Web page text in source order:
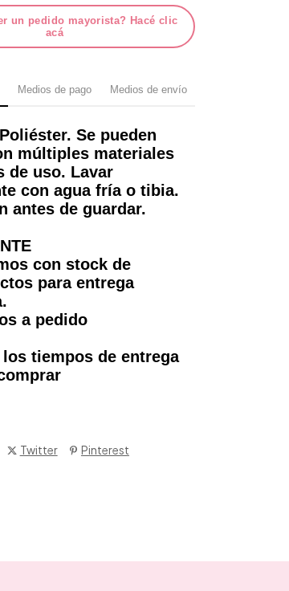
un pedido mayorista? Hacé clic
acá
Medios de pago Medios de envío
Se pueden
múltiples materiales
de uso. Lavar
con agua fría o tibia.
antes de guardar.
con stock de
para entrega
a pedido
tiempos de entrega
Twitter Pinterest